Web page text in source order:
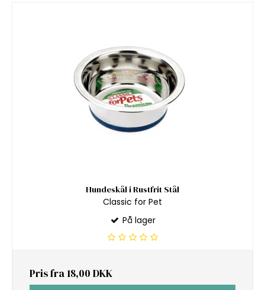
Hundeskål i Rustfrit Stål
Classic for Pet
På lager
Pris fra 18,00 DKK